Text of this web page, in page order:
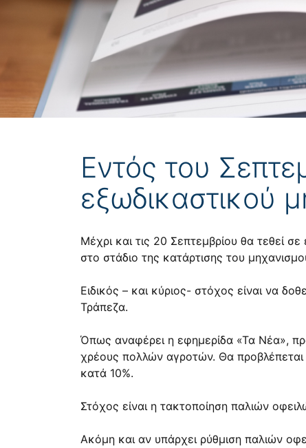
Εντός του
εξωδικαστικού
Μέχρι και τις 20 Σεπτεμβρίου θα τεθεί
στο στάδιο της κατάρτισης του
Ειδικός – και κύριος- στόχος είναι να
Τράπεζα.
Όπως αναφέρει η εφημερίδα «Τα Νέα»,
χρέους πολλών αγροτών. Θα προβλέπεται
κατά 10%.
Στόχος είναι η τακτοποίηση παλιών
Ακόμη και αν υπάρχει ρύθμιση παλιών